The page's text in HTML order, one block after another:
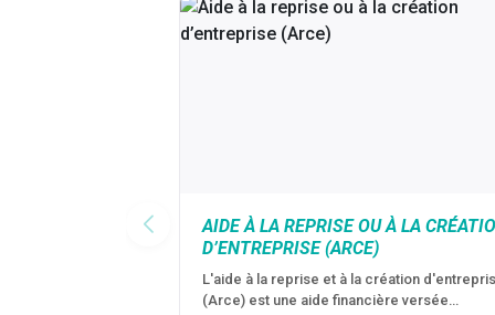
AIDE À LA REPRISE OU À LA
D’ENTREPRISE (ARCE)
L'aide à la reprise et à la création
(Arce) est une aide financière versée…